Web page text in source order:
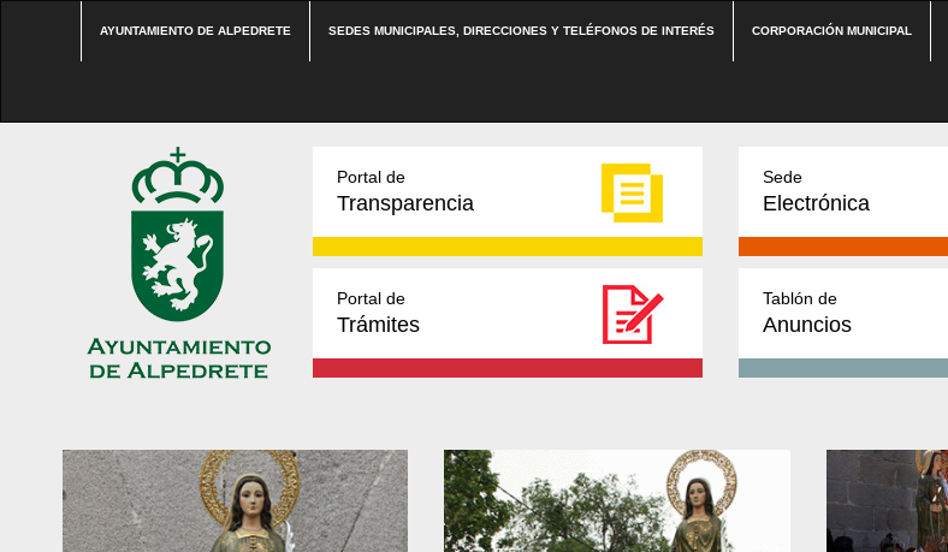
AYUNTAMIENTO DE ALPEDRETE SEDES MUNICIPALES, DIRECCIONES Y TELÉFONOS DE INTERÉS CORPORACIÓN MUNICIPAL
Portal de
Transparencia
Sede
Electrónica
Portal de
Trámites
Tablón de
Anuncios